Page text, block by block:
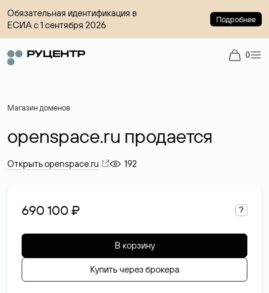
Обязательная идентификация в
ЕСИА с 1 сентября 2026
Подробнее
0
Магазин доменов
openspace.ru продается
Открыть openspace.ru 192
690 100 ₽ ?
В корзину
Купить через брокера